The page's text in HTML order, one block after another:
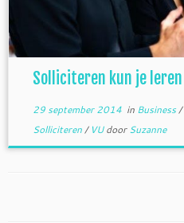
Solliciteren kun je leren
29 september 2014in Business/
Solliciteren/ VUdoorSuzanne